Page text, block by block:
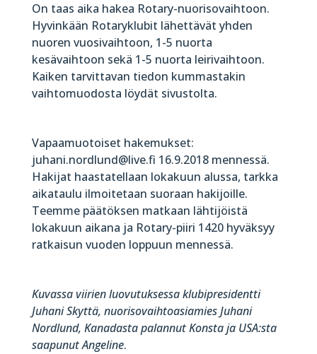
On taas aika hakea Rotary-nuorisovaihtoon.
Hyvinkään Rotaryklubit lähettävät yhden
nuoren vuosivaihtoon, 1-5 nuorta
kesävaihtoon sekä 1-5 nuorta leirivaihtoon.
Kaiken tarvittavan tiedon kummastakin
vaihtomuodosta löydät sivustolta.
Vapaamuotoiset hakemukset:
juhani.nordlund@live.fi 16.9.2018 mennessä.
Hakijat haastatellaan lokakuun alussa, tarkka
aikataulu ilmoitetaan suoraan hakijoille.
Teemme päätöksen matkaan lähtijöistä
lokakuun aikana ja Rotary-piiri 1420 hyväksyy
ratkaisun vuoden loppuun mennessä.
Kuvassa viirien luovutuksessa klubipresidentti
Juhani Skyttä, nuorisovaihtoasiamies Juhani
Nordlund, Kanadasta palannut Konsta ja USA:sta
saapunut Angeline.